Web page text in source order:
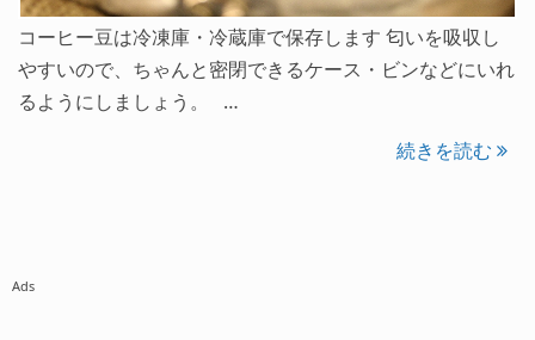
コーヒー豆は冷凍庫・冷蔵庫で保存します 匂いを吸収し
やすいので、ちゃんと密閉できるケース・ビンなどにいれ
るようにしましょう。 …
続きを読む
Ads